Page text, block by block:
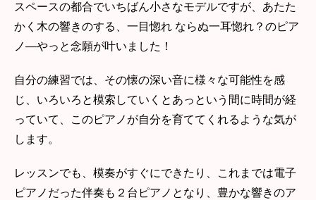
スペースの都合でいちばん小さなモデルですが、あたた
かく木の響きのする、一目惚れ ならぬ一耳惚れ？のピア
ノ—やっと念願が叶いました！
自分の練習では、その懐の深い音に様々な可能性を感
じ、いろいろと模索していくとあっという間に時間が経
っていて、このピアノが自分を育ててくれるような気が
します。
レッスンでも、模奏がすぐにできたり、これまでは電子
ピアノだった伴奏も２台ピアノとなり、豊かな響きのア